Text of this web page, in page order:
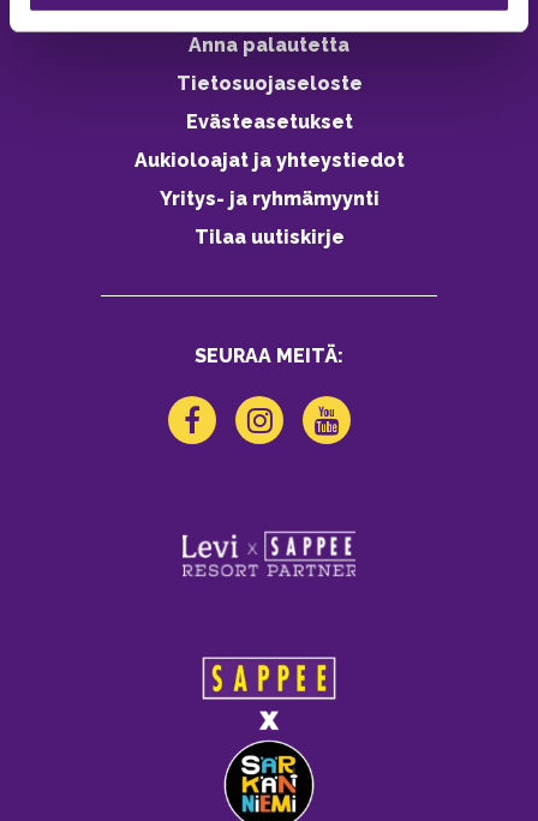
Avoimet työpaikat
Anna palautetta
Tietosuojaseloste
Evästeasetukset
Aukioloajat ja yhteystiedot
Yritys- ja ryhmämyynti
Tilaa uutiskirje
SEURAA MEITÄ: